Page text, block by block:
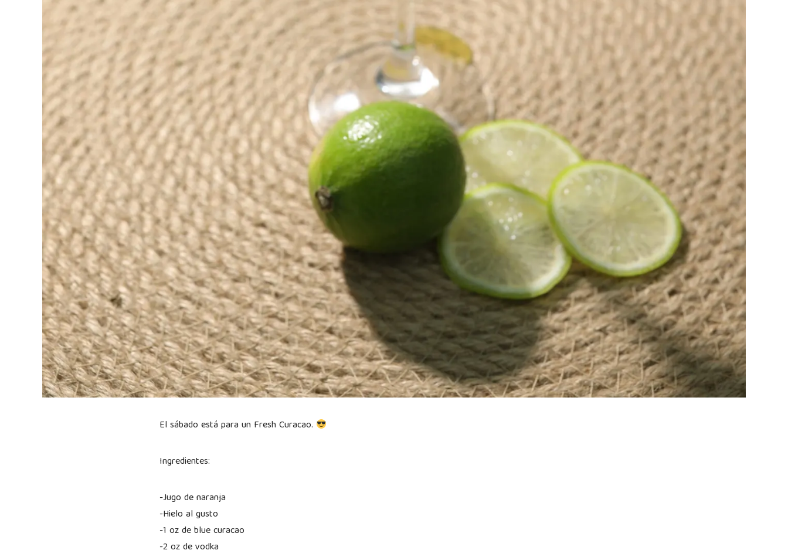
El sábado está para un Fresh Curacao.
Ingredientes:
-Jugo de naranja
-Hielo al gusto
-1 oz de blue curacao
-2 oz de vodka